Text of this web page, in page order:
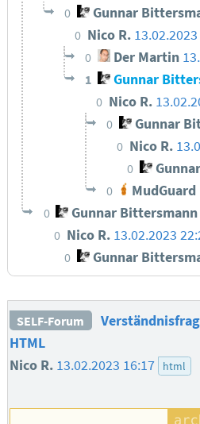
0 Gunnar
0 Nico R.
0 Der Martin
1 Gunnar
0 Nico R.
0 Gunnar
0 Nico R.
0
0 MudGuard
0 Gunnar Bittersmann
0 Nico R. 13.02.2023
0 Gunnar
SELF-Forum
HTML
Nico R. 13.02.2023 16:17 html